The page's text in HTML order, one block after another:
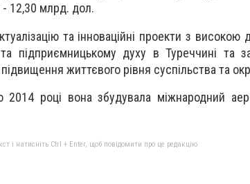
12,30 млрд. дол.
та інноваційні проекти з високою
підприємницькому духу в Туреччині та
життєвого рівня суспільства та
році вона збудувала міжнародний
і натисніть Ctrl + Enter, щоб повідомити про це редакцію